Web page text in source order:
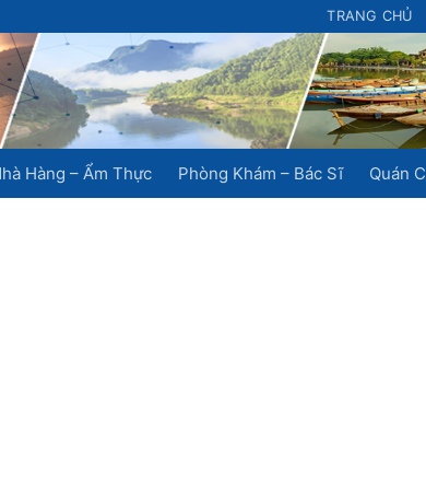
TRANG CHỦ
Hàng – Ẩm Thực Phòng Khám – Bác Sĩ Quán